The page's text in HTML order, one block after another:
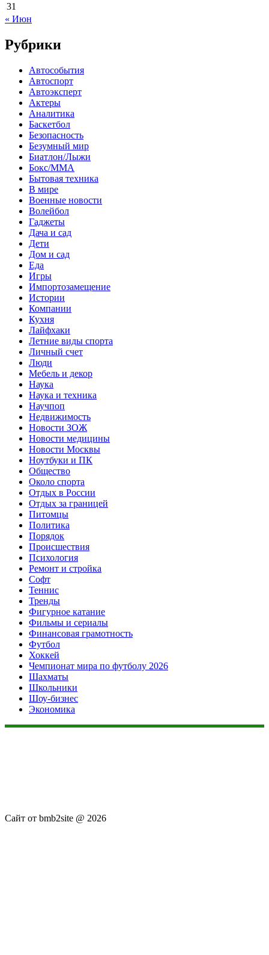
31
« Июн
Рубрики
Автособытия
Автоспорт
Автоэксперт
Актеры
Аналитика
Баскетбол
Безопасность
Безумный мир
Биатлон/Лыжи
Бокс/MMA
Бытовая техника
В мире
Военные новости
Волейбол
Гаджеты
Дача и сад
Дети
Дом и сад
Еда
Игры
Импортозамещение
Истории
Компании
Кухня
Лайфхаки
Летние виды спорта
Личный счет
Люди
Мебель и декор
Наука
Наука и техника
Научпоп
Недвижимость
Новости ЗОЖ
Новости медицины
Новости Москвы
Ноутбуки и ПК
Общество
Около спорта
Отдых в России
Отдых за границей
Питомцы
Политика
Порядок
Происшествия
Психология
Ремонт и стройка
Софт
Теннис
Тренды
Фигурное катание
Фильмы и сериалы
Финансовая грамотность
Футбол
Хоккей
Чемпионат мира по футболу 2026
Шахматы
Школьники
Шоу-бизнес
Экономика
Сайт от bmb2site @ 2026